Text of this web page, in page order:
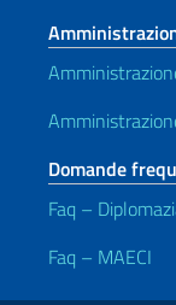
Domande
Faq –
Faq – MAECI